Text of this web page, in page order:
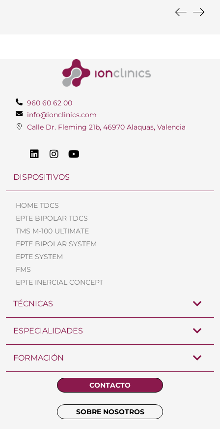
960 60 62 00
info@ionclinics.com
Calle Dr. Fleming 21b, 46970 Alaquas, Valencia
DISPOSITIVOS
HOME TDCS
EPTE BIPOLAR TDCS
TMS M-100 ULTIMATE
EPTE BIPOLAR SYSTEM
EPTE SYSTEM
FMS
EPTE INERCIAL CONCEPT
TÉCNICAS
ESPECIALIDADES
FORMACIÓN
CONTACTO
SOBRE NOSOTROS